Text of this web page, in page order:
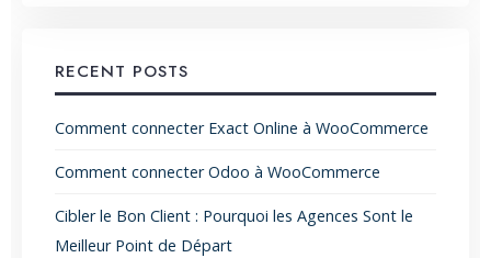
RECENT POSTS
Comment connecter Exact Online à WooCommerce
Comment connecter Odoo à WooCommerce
Cibler le Bon Client : Pourquoi les Agences Sont le
Meilleur Point de Départ